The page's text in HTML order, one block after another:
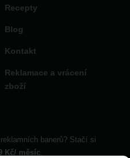
Recepty
Blog
Kontakt
Reklamace a vrácení
zboží
banerů? Stačí si
Kč/ měsíc.